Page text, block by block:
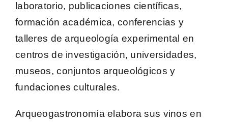
laboratorio, publicaciones científicas,
formación académica, conferencias y
talleres de arqueología experimental en
centros de investigación, universidades,
museos, conjuntos arqueológicos y
fundaciones culturales.
Arqueogastronomíaelabora sus vinos en